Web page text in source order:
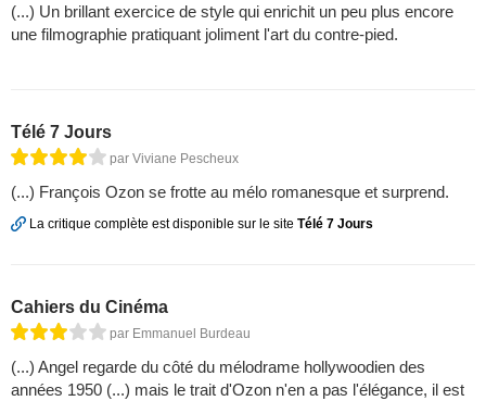
(...) Un brillant exercice de style qui enrichit un peu plus encore
une filmographie pratiquant joliment l'art du contre-pied.
Télé 7 Jours
par Viviane Pescheux
(...) François Ozon se frotte au mélo romanesque et surprend.
La critique complète est disponible sur le site Télé 7 Jours
Cahiers du Cinéma
par Emmanuel Burdeau
(...) Angel regarde du côté du mélodrame hollywoodien des
années 1950 (...) mais le trait d'Ozon n'en a pas l'élégance, il est